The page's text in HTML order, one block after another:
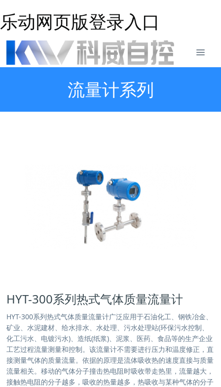
乐动网页版登录入口
流量计系列
HYT-300系列热式气体质量流量计
HYT-300系列热式气体质量流量计广泛应用于石油化工、钢铁冶金、
矿业、水泥建材、给水排水、水处理、污水处理站(环保污水控制、
化工污水、电镀污水)、造纸(纸浆)、泥浆、医药、食品等的生产企业
工艺过程流量测量和控制。该流量计不需要进行压力和温度修正，直
接测量气体的质量流量。依据的原理是流体吸收热的速度直接与质量
流量相关。移动的气体分子撞击热电阻时吸收带走热里，流量越大，
接触热电阻的分子越多，吸收的热量越多，热吸收与某种气体的分子